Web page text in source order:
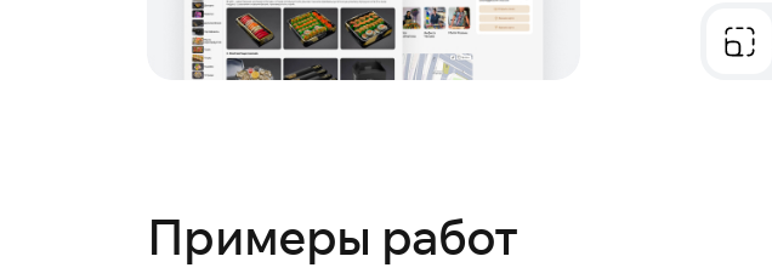
Примеры работ